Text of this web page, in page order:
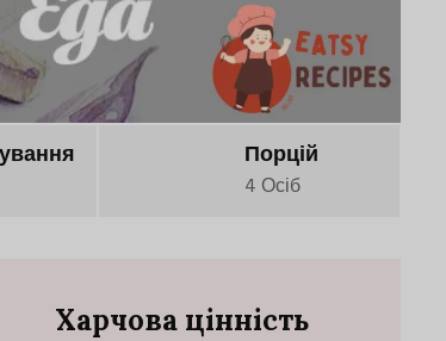
Порцій
4 Осіб
Харчова цінність